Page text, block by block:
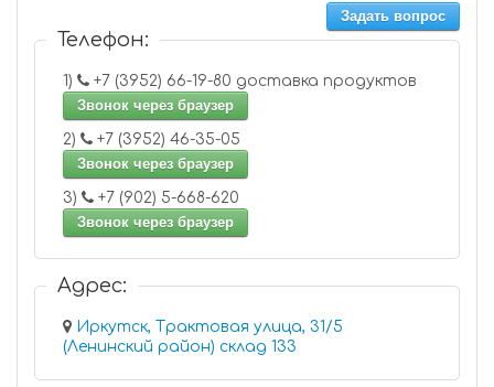
Задать вопрос
Телефон:
1)
+7 (3952) 66-19-80 доставка продуктов
Звонок через браузер
2)
+7 (3952) 46-35-05
Звонок через браузер
3)
+7 (902) 5-668-620
Звонок через браузер
Адрес:
Иркутск, Трактовая улица, 31/5
(Ленинский район) склад 133